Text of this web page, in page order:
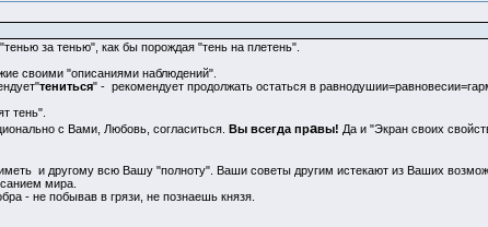
за тенью", как бы порождая "тень на плетень".
своими "описаниями наблюдений".
тениться" - рекомендует продолжать остаться в
тень".
с Вами, Любовь, согласиться.
Вы всегда правы! Да и "Экран своих
и другому всю Вашу "полноту". Ваши советы другим истекают из Ваших
мира.
- не побывав в грязи, не познаешь князя.